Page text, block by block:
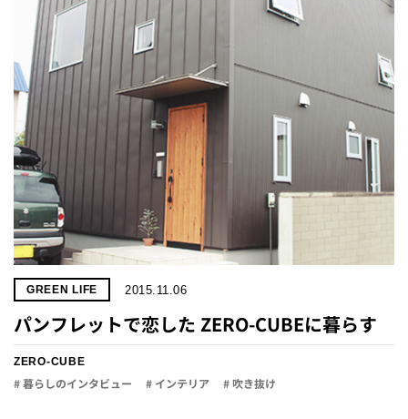
GREEN LIFE 2015.11.06
パンフレットで恋した ZERO-CUBEに暮らす
ZERO-CUBE
# 暮らしのインタビュー # インテリア # 吹き抜け